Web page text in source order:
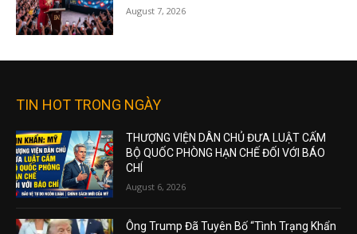
August 7, 2026
TIN HOT TRONG NGÀY
THƯỢNG VIỆN DÂN CHỦ ĐƯA LUẬT CẤM
BỘ QUỐC PHÒNG HẠN CHẾ ĐỐI VỚI BÁO
CHÍ
August 6, 2026
Ông Trump Đã Tuyên Bố “Tình Trạng Khẩn